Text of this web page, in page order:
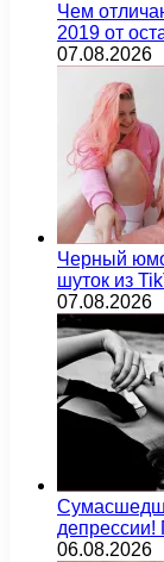
Чем
2019 от
07.08.2026
Черный
шуток из
07.08.2026
06.08.2026